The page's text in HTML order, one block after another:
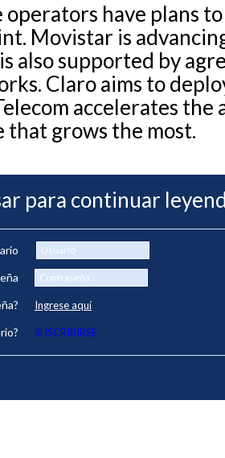
have plans
Movistar is
also supported by
Claro aims to
accelerates
that grows the most.
para continuar
Ingrese aquí
SUSCRIBIRSE